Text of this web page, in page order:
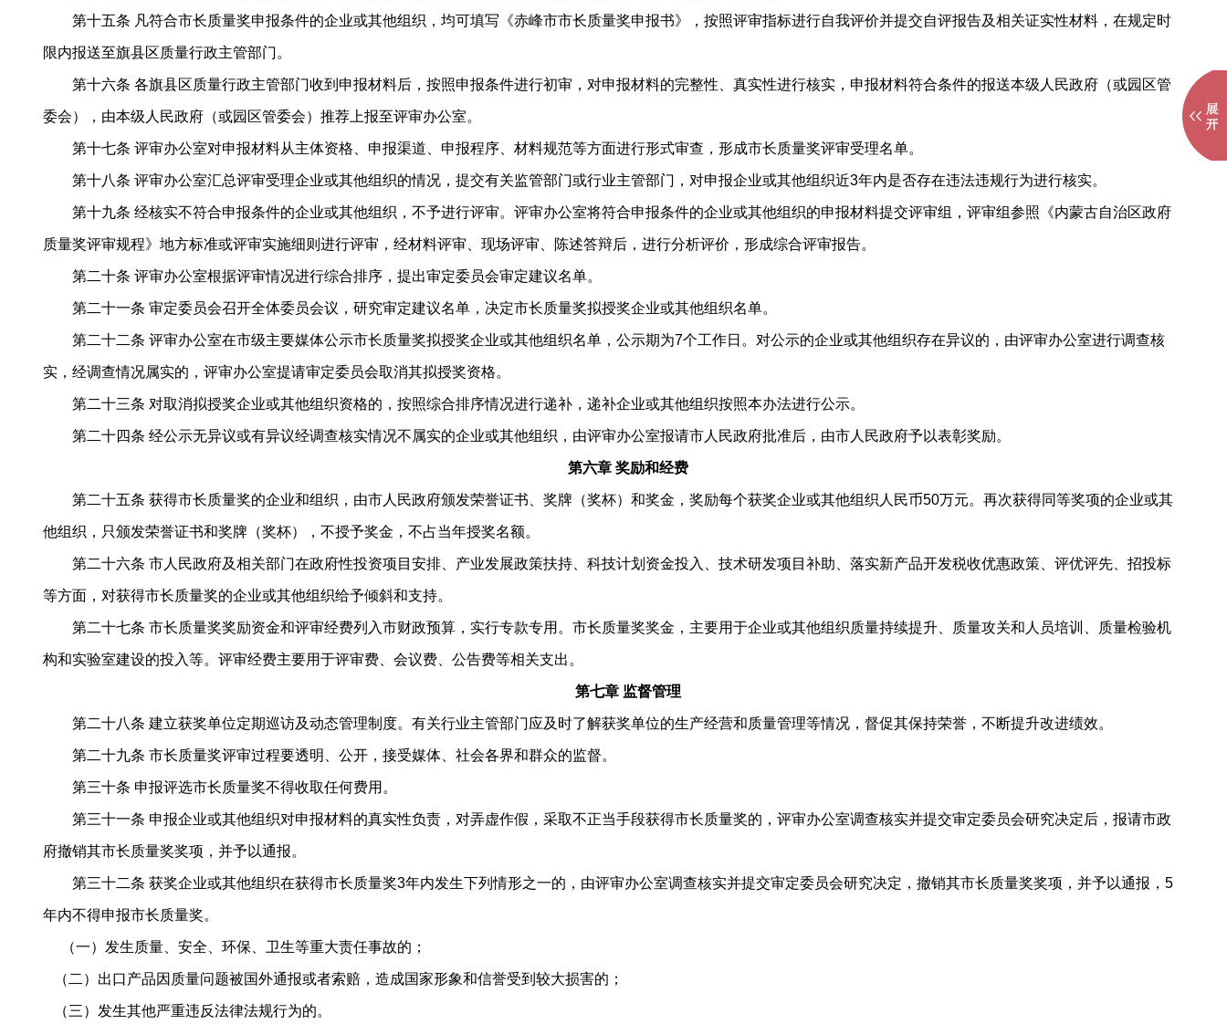
第十五条 凡符合市长质量奖申报条件的企业或其他组织，均可填写《赤峰市市长质量奖申报书》，按照评审指标进行自我评价并提交自评报告及相关证实性材料，在规定时
限内报送至旗县区质量行政主管部门。
第十六条 各旗县区质量行政主管部门收到申报材料后，按照申报条件进行初审，对申报材料的完整性、真实性进行核实，申报材料符合条件的报送本级人民政府（或园区管
委会），由本级人民政府（或园区管委会）推荐上报至评审办公室。
第十七条 评审办公室对申报材料从主体资格、申报渠道、申报程序、材料规范等方面进行形式审查，形成市长质量奖评审受理名单。
第十八条 评审办公室汇总评审受理企业或其他组织的情况，提交有关监管部门或行业主管部门，对申报企业或其他组织近3年内是否存在违法违规行为进行核实。
第十九条 经核实不符合申报条件的企业或其他组织，不予进行评审。评审办公室将符合申报条件的企业或其他组织的申报材料提交评审组，评审组参照《内蒙古自治区政府
质量奖评审规程》地方标准或评审实施细则进行评审，经材料评审、现场评审、陈述答辩后，进行分析评价，形成综合评审报告。
第二十条 评审办公室根据评审情况进行综合排序，提出审定委员会审定建议名单。
第二十一条 审定委员会召开全体委员会议，研究审定建议名单，决定市长质量奖拟授奖企业或其他组织名单。
第二十二条 评审办公室在市级主要媒体公示市长质量奖拟授奖企业或其他组织名单，公示期为7个工作日。对公示的企业或其他组织存在异议的，由评审办公室进行调查核
实，经调查情况属实的，评审办公室提请审定委员会取消其拟授奖资格。
第二十三条 对取消拟授奖企业或其他组织资格的，按照综合排序情况进行递补，递补企业或其他组织按照本办法进行公示。
第二十四条 经公示无异议或有异议经调查核实情况不属实的企业或其他组织，由评审办公室报请市人民政府批准后，由市人民政府予以表彰奖励。
第六章 奖励和经费
第二十五条 获得市长质量奖的企业和组织，由市人民政府颁发荣誉证书、奖牌（奖杯）和奖金，奖励每个获奖企业或其他组织人民币50万元。再次获得同等奖项的企业或其
他组织，只颁发荣誉证书和奖牌（奖杯），不授予奖金，不占当年授奖名额。
第二十六条 市人民政府及相关部门在政府性投资项目安排、产业发展政策扶持、科技计划资金投入、技术研发项目补助、落实新产品开发税收优惠政策、评优评先、招投标
等方面，对获得市长质量奖的企业或其他组织给予倾斜和支持。
第二十七条 市长质量奖奖励资金和评审经费列入市财政预算，实行专款专用。市长质量奖奖金，主要用于企业或其他组织质量持续提升、质量攻关和人员培训、质量检验机
构和实验室建设的投入等。评审经费主要用于评审费、会议费、公告费等相关支出。
第七章 监督管理
第二十八条 建立获奖单位定期巡访及动态管理制度。有关行业主管部门应及时了解获奖单位的生产经营和质量管理等情况，督促其保持荣誉，不断提升改进绩效。
第二十九条 市长质量奖评审过程要透明、公开，接受媒体、社会各界和群众的监督。
第三十条 申报评选市长质量奖不得收取任何费用。
第三十一条 申报企业或其他组织对申报材料的真实性负责，对弄虚作假，采取不正当手段获得市长质量奖的，评审办公室调查核实并提交审定委员会研究决定后，报请市政
府撤销其市长质量奖奖项，并予以通报。
第三十二条 获奖企业或其他组织在获得市长质量奖3年内发生下列情形之一的，由评审办公室调查核实并提交审定委员会研究决定，撤销其市长质量奖奖项，并予以通报，5
年内不得申报市长质量奖。
（一）发生质量、安全、环保、卫生等重大责任事故的；
（二）出口产品因质量问题被国外通报或者索赔，造成国家形象和信誉受到较大损害的；
（三）发生其他严重违反法律法规行为的。